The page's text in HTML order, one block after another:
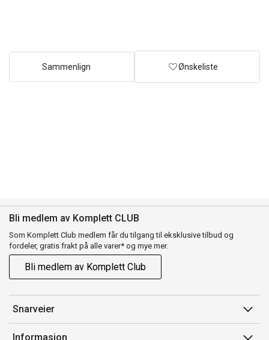
Sammenlign Ønskeliste
Bli medlem av Komplett CLUB
Som Komplett Club medlem får du tilgang til eksklusive tilbud og
fordeler, gratis frakt på alle varer* og mye mer.
Bli medlem av Komplett Club
Snarveier
Min side
Informasjon